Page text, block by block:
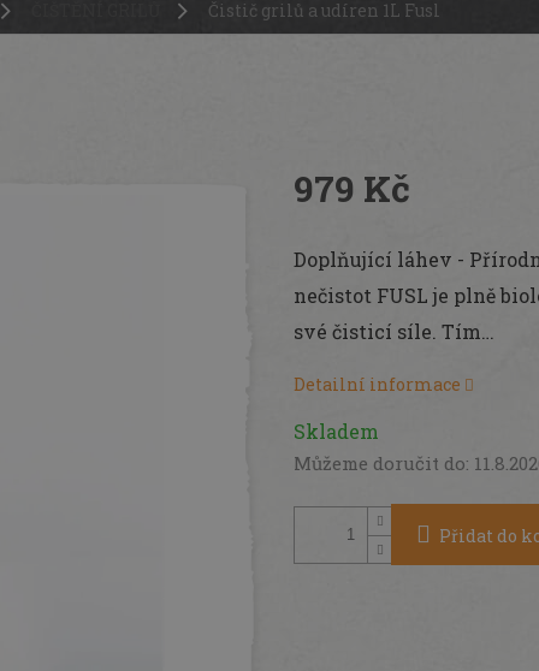
Čistič grilů a udíren 1L Fusl
979 Kč
cena:
Skladem
Můžeme doručit do:
Přidat do
Doplňující láhev -
nečistot FUSL je plně
své čisticí síle. Tím…
Detailní informace